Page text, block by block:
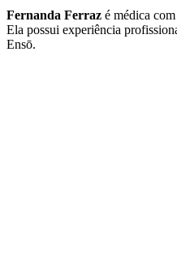
Fernanda Ferraz é médica
Ela possui experiência
Ensō.